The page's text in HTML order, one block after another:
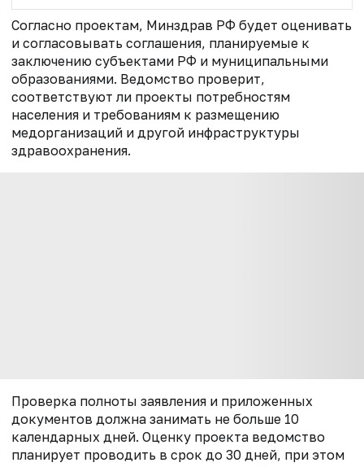
Согласно проектам, Минздрав РФ будет оценивать
и согласовывать соглашения, планируемые к
заключению субъектами РФ и муниципальными
образованиями. Ведомство проверит,
соответствуют ли проекты потребностям
населения и требованиям к размещению
медорганизаций и другой инфраструктуры
здравоохранения.
Проверка полноты заявления и приложенных
документов должна занимать не больше 10
календарных дней. Оценку проекта ведомство
планирует проводить в срок до 30 дней, при этом